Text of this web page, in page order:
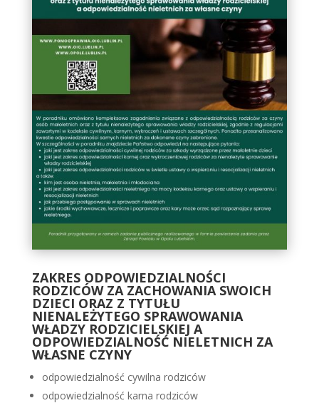
ZAKRES ODPOWIEDZIALNOŚCI
RODZICÓW ZA ZACHOWANIA SWOICH
DZIECI ORAZ Z TYTUŁU
NIENALEŻYTEGO SPRAWOWANIA
WŁADZY RODZICIELSKIEJ A
ODPOWIEDZIALNOŚĆ NIELETNICH ZA
WŁASNE CZYNY
odpowiedzialność cywilna rodziców
odpowiedzialność karna rodziców